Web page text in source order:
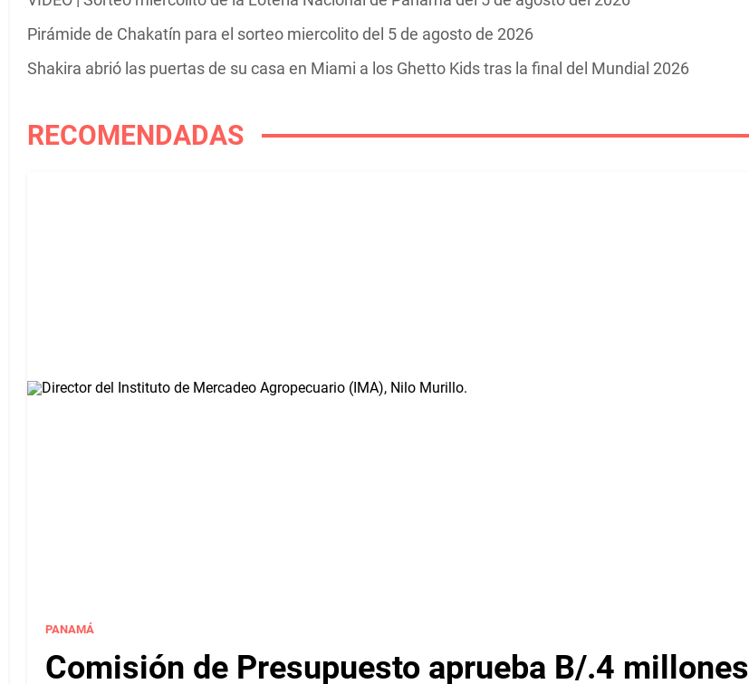
Pirámide de Chakatín para el sorteo miercolito del 5 de agosto de 2026
Shakira abrió las puertas de su casa en Miami a los Ghetto Kids tras la final del Mundial 2026
RECOMENDADAS
PANAMÁ
Comisión de Presupuesto aprueba B/.4 millones